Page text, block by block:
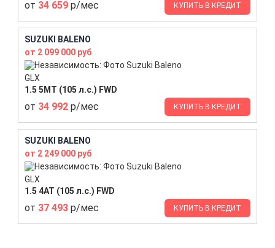
от 34 659 р/мес КУПИТЬ В КРЕДИТ
SUZUKI BALENO
от 2 099 000 руб
GLX
1.5 5MT (105 л.с.) FWD
от 34 992 р/мес КУПИТЬ В КРЕДИТ
SUZUKI BALENO
от 2 249 000 руб
GLX
1.5 4AT (105 л.с.) FWD
от 37 493 р/мес КУПИТЬ В КРЕДИТ